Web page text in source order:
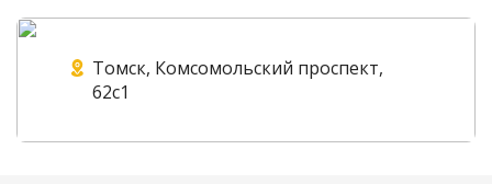
Томск, Комсомольский проспект,
62с1